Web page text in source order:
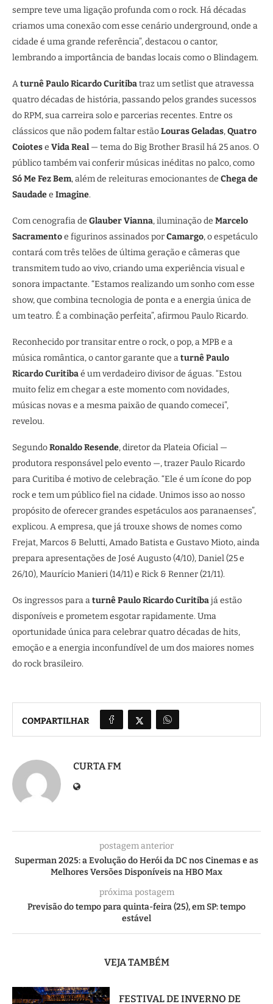
sempre teve uma ligação profunda com o rock. Há décadas
criamos uma conexão com esse cenário underground, onde a
cidade é uma grande referência”, destacou o cantor,
lembrando a importância de bandas locais como o Blindagem.
Aturnê Paulo Ricardo Curitibatraz um setlist que atravessa
quatro décadas de história, passando pelos grandes sucessos
do RPM, sua carreira solo e parcerias recentes. Entre os
clássicos que não podem faltar estãoLouras Geladas,Quatro
Coiotese Vida Real — tema do Big Brother Brasil há 25 anos. O
público também vai conferir músicas inéditas no palco, como
Só Me Fez Bem, além de releituras emocionantes de Chega de
Saudadee Imagine.
Com cenografia de Glauber Vianna, iluminação de Marcelo
Sacramentoe figurinos assinados porCamargo, o espetáculo
contará com três telões de última geração e câmeras que
transmitem tudo ao vivo, criando uma experiência visual e
sonora impactante. “Estamos realizando um sonho com esse
show, que combina tecnologia de ponta e a energia única de
um teatro. É a combinação perfeita”, afirmou Paulo Ricardo.
Reconhecido por transitar entre o rock, o pop, a MPB e a
música romântica, o cantor garante que aturnê Paulo
Ricardo Curitibaé um verdadeiro divisor de águas. “Estou
muito feliz em chegar a este momento com novidades,
músicas novas e a mesma paixão de quando comecei”,
revelou.
SegundoRonaldo Resende, diretor da Plateia Oficial —
produtora responsável pelo evento —, trazer Paulo Ricardo
para Curitiba é motivo de celebração. “Ele é um ícone do pop
rock e tem um público fiel na cidade. Unimos isso ao nosso
propósito de oferecer grandes espetáculos aos paranaenses”,
explicou. A empresa, que já trouxe shows de nomes como
Frejat, Marcos & Belutti, Amado Batista e Gustavo Mioto, ainda
prepara apresentações de José Augusto (4/10), Daniel (25 e
26/10), Maurício Manieri (14/11) e Rick & Renner (21/11).
Os ingressos para aturnê Paulo Ricardo Curitibajá estão
disponíveis e prometem esgotar rapidamente. Uma
oportunidade única para celebrar quatro décadas de hits,
emoção e a energia inconfundível de um dos maiores nomes
do rock brasileiro.
COMPARTILHAR
CURTA FM
postagem anterior
Superman 2025: a Evolução do Herói da DC nos Cinemas e as
Melhores Versões Disponíveis na HBO Max
próxima postagem
Previsão do tempo para quinta-feira (25), em SP: tempo
estável
VEJA TAMBÉM
FESTIVAL DE INVERNO DE